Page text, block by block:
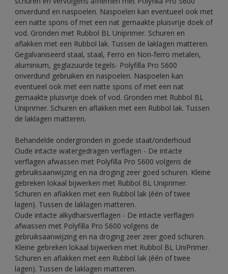
onverdund en naspoelen. Naspoelen kan eventueel ook met
een natte spons of met een nat gemaakte pluisvrije doek of
vod. Gronden met Rubbol BL Uniprimer. Schuren en
aflakken met een Rubbol lak. Tussen de laklagen matteren.
Gegalvaniseerd staal, staal, Ferro en Non-ferro metalen,
aluminium, geglazuurde tegels- Polyfilla Pro S600
onverdund gebruiken en naspoelen. Naspoelen kan
eventueel ook met een natte spons of met een nat
gemaakte pluisvrije doek of vod. Gronden met Rubbol BL
Uniprimer. Schuren en aflakken met een Rubbol lak. Tussen
de laklagen matteren.
Behandelde ondergronden in goede staat/onderhoud
Oude intacte watergedragen verflagen - De intacte
verflagen afwassen met Polyfilla Pro S600 volgens de
gebruiksaanwijzing en na droging zeer goed schuren. Kleine
gebreken lokaal bijwerken met Rubbol BL Uniprimer.
Schuren en aflakken met een Rubbol lak (één of twee
lagen). Tussen de laklagen matteren.
Oude intacte alkydharsverflagen - De intacte verflagen
afwassen met Polyfilla Pro S600 volgens de
gebruiksaanwijzing en na droging zeer zeer goed schuren.
Kleine gebreken lokaal bijwerken met Rubbol BL UniPrimer.
Schuren en aflakken met een Rubbol lak (één of twee
lagen). Tussen de laklagen matteren.